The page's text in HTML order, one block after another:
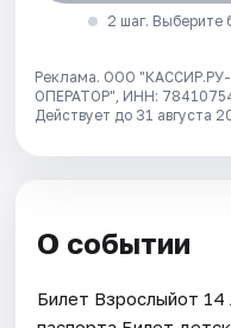
2 шаг. Выберите
Реклама. ООО
ОПЕРАТОР", ИНН:
Действует до 31 августа
О событии
Билет Взрослыйот